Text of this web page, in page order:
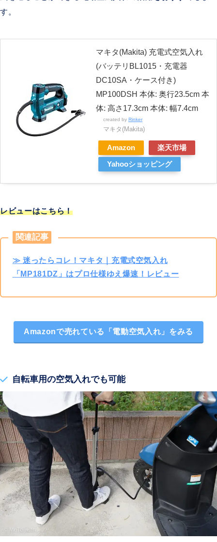
す。
マキタ(Makita) 充電式空気入れ
(バッテリBL1015・充電器
DC10SA・ケース付き)
MP100DSH 本体: 奥行23.5cm 本
体: 高さ17.3cm 本体: 幅7.4cm
created by Rinker
マキタ(Makita)
Amazon 楽天市場
Yahooショッピング
レビューはこちら！
関連記事
≫ 迷ったらコレ！マキタ｜充電式空気入れ
「MP181DZ」はプロ仕様ゆえ爆速！レビュー
Amazonで売れている「電動空気入れ」をみる
自転車用の空気入れでも可能